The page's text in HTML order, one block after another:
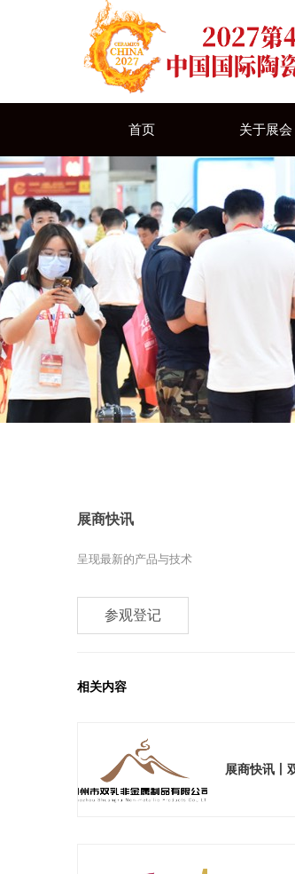
首页 关于展会
展商快讯
呈现最新的产品与技术
参观登记
相关内容